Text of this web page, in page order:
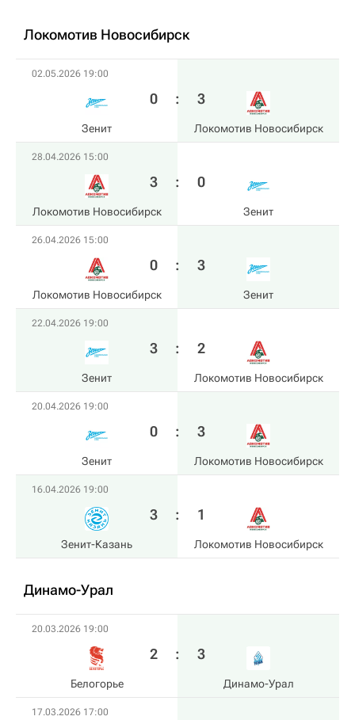
Локомотив Новосибирск
02.05.2026 19:00
Зенит
0 : 3
Локомотив Новосибирск
28.04.2026 15:00
Локомотив Новосибирск
3 : 0
Зенит
26.04.2026 15:00
Локомотив Новосибирск
0 : 3
Зенит
22.04.2026 19:00
Зенит
3 : 2
Локомотив Новосибирск
20.04.2026 19:00
Зенит
0 : 3
Локомотив Новосибирск
16.04.2026 19:00
Зенит-Казань
3 : 1
Локомотив Новосибирск
Динамо-Урал
20.03.2026 19:00
Белогорье
2 : 3
Динамо-Урал
17.03.2026 17:00